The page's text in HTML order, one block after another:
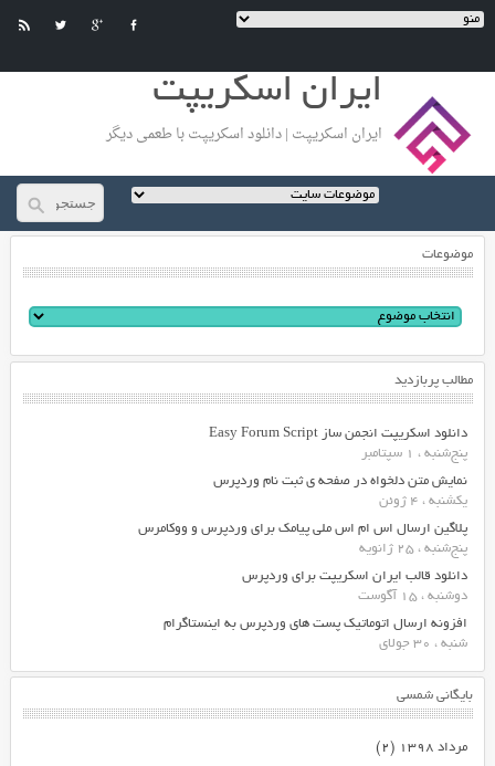
ایران اسکریپت
ایران اسکریپت | دانلود اسکریپت با طعمی دیگر
موضوعات
مطالب پربازدید
دانلود اسکریپت انجمن ساز Easy Forum Script
پنج‌شنبه ، 1 سپتامبر
نمایش متن دلخواه در صفحه ی ثبت نام وردپرس
یکشنبه ، 4 ژوئن
پلاگین ارسال اس ام اس ملی پیامک برای وردپرس و ووکامرس
پنج‌شنبه ، 25 ژانویه
دانلود قالب ایران اسکریپت برای وردپرس
دوشنبه ، 15 آگوست
افزونه ارسال اتوماتیک پست های وردپرس به اینستاگرام
شنبه ، 30 جولای
بایگانی شمسی
مرداد ۱۳۹۸
(۲)